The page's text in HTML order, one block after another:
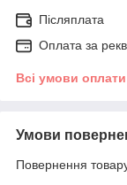
Післяплата
Оплата за
Всі умови оплати
Умови
Повернення